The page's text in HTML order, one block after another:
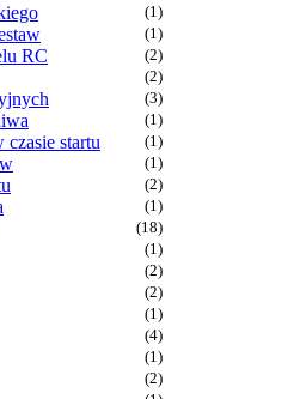
(1)
(1)
RC (2)
(2)
(3)
(1)
startu (1)
(1)
(2)
(1)
(18)
(1)
(2)
(2)
(1)
(4)
(1)
(2)